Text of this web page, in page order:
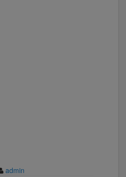
admin